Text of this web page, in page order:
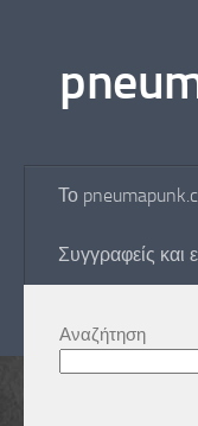
Το
Συγγραφείς και
Αναζήτηση